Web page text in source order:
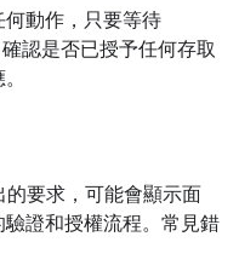
動作，只要等待
認是否已授予任何存取
的要求，可能會顯示面
證和授權流程。常見錯